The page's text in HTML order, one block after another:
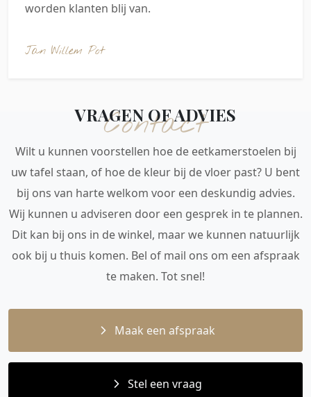
worden klanten blij van.
Jan Willem Pot
Contact
VRAGEN OF ADVIES
Wilt u kunnen voorstellen hoe de eetkamerstoelen bij
uw tafel staan, of hoe de kleur bij de vloer past? U bent
bij ons van harte welkom voor een deskundig advies.
Wij kunnen u adviseren door een gesprek in te plannen.
Dit kan bij ons in de winkel, maar we kunnen natuurlijk
ook bij u thuis komen. Bel of mail ons om een afspraak
te maken. Tot snel!
Maak een afspraak
Stel een vraag